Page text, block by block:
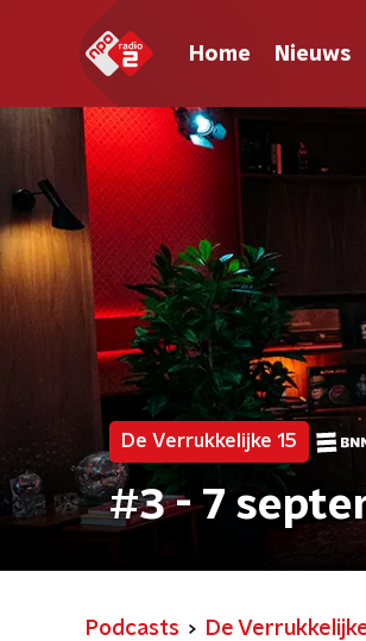
Home Nieuws
De Verrukkelijke 15
#3 - 7
Podcasts De